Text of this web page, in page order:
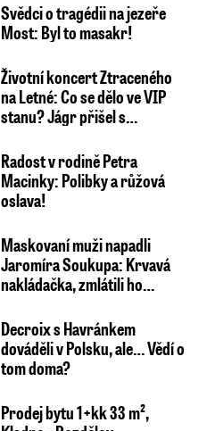
Svědci o tragédii na jezeře
Most: Byl to masakr!
Životní koncert Ztraceného
na Letné: Co se dělo ve VIP
stanu? Jágr přišel s…
Radost v rodině Petra
Macinky: Polibky a růžová
oslava!
Maskovaní muži napadli
Jaromíra Soukupa: Krvavá
nakládačka, zmlátili ho…
Decroix s Havránkem
dováděli v Polsku, ale… Vědí o
tom doma?
Prodej bytu 1+kk 33 m²,